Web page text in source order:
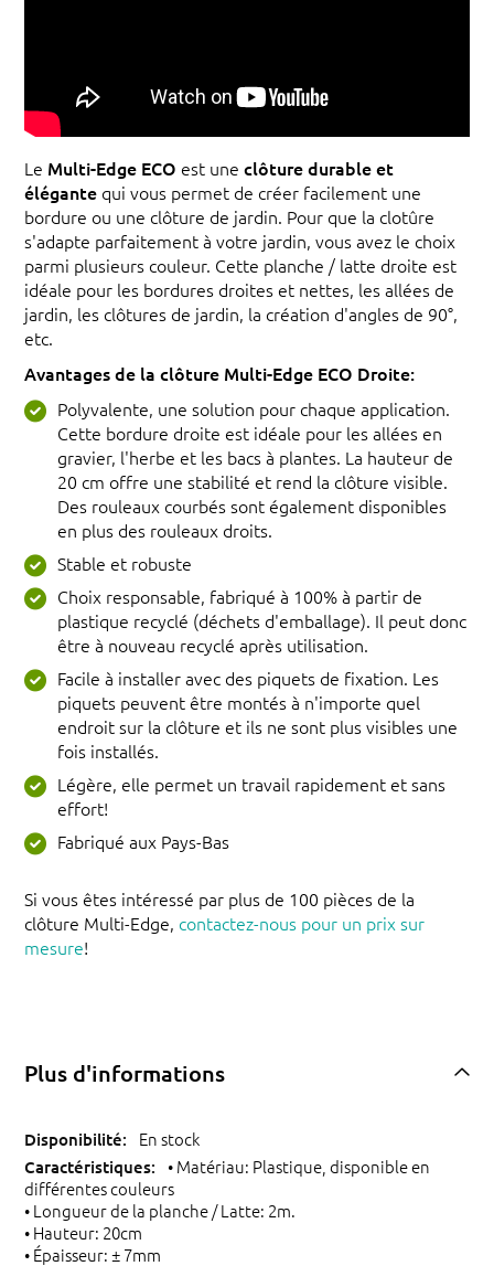
Le Multi-Edge ECO est une clôture durable et
élégante qui vous permet de créer facilement une
bordure ou une clôture de jardin. Pour que la clotûre
s'adapte parfaitement à votre jardin, vous avez le choix
parmi plusieurs couleur. Cette planche / latte droite est
idéale pour les bordures droites et nettes, les allées de
jardin, les clôtures de jardin, la création d'angles de 90°,
etc.
Avantages de la clôture Multi-Edge ECO Droite:
Polyvalente, une solution pour chaque application.
Cette bordure droite est idéale pour les allées en
gravier, l'herbe et les bacs à plantes. La hauteur de
20 cm offre une stabilité et rend la clôture visible.
Des rouleaux courbés sont également disponibles
en plus des rouleaux droits.
Stable et robuste
Choix responsable, fabriqué à 100% à partir de
plastique recyclé (déchets d'emballage). Il peut donc
être à nouveau recyclé après utilisation.
Facile à installer avec des piquets de fixation. Les
piquets peuvent être montés à n'importe quel
endroit sur la clôture et ils ne sont plus visibles une
fois installés.
Légère, elle permet un travail rapidement et sans
effort!
Fabriqué aux Pays-Bas
Si vous êtes intéressé par plus de 100 pièces de la
clôture Multi-Edge, contactez-nous pour un prix sur
mesure!
Plus d'informations
En stock
• Matériau: Plastique, disponible en
différentes couleurs
• Longueur de la planche / Latte: 2m.
• Hauteur: 20cm
• Épaisseur: ± 7mm